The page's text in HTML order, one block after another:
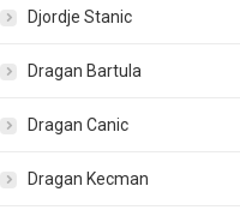
Djordje Stanic
Dragan Bartula
Dragan Canic
Dragan Kecman